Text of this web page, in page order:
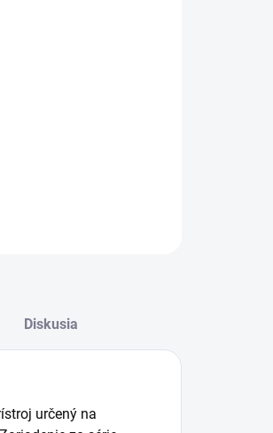
Diskusia
určený na